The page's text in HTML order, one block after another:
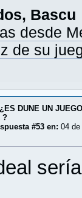
Bascu
desde
de su
DUNE UN
?
#53 en: 04